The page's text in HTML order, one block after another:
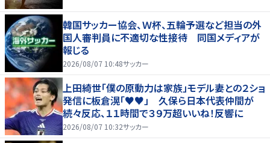
韓国サッカー協会、Ｗ杯、五輪予選など担当の外
国人審判員に不適切な性接待 同国メディアが
報じる
2026/08/07 10:48サッカー
上田綺世「僕の原動力は家族」モデル妻との２ショ
発信に板倉滉「♥♥」 久保ら日本代表仲間が
続々反応、１１時間で３９万超いいね！反響に
2026/08/07 10:32サッカー